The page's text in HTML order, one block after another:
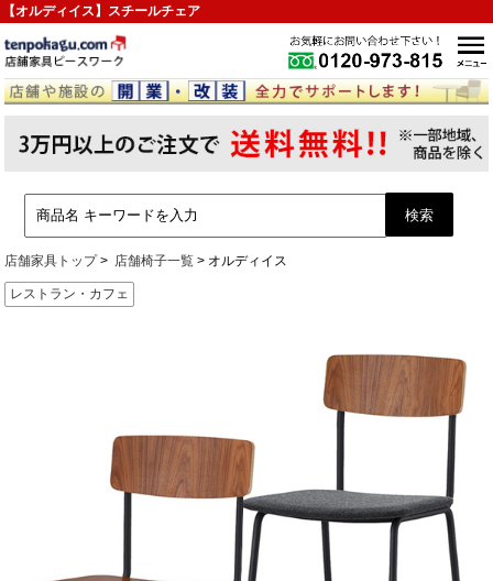
【オルディイス】スチールチェア
店舗家具トップ 店舗椅子一覧 オルディイス
レストラン・カフェ